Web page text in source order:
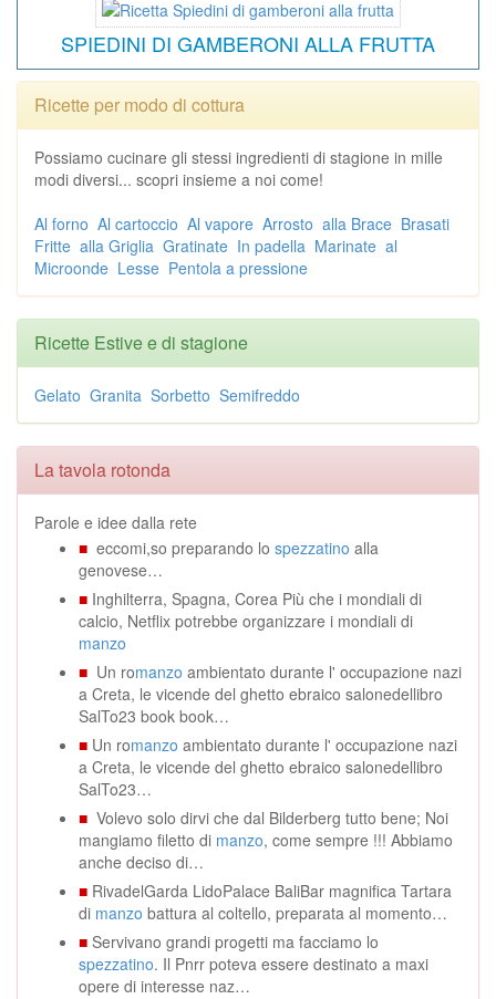
SPIEDINI DI GAMBERONI ALLA FRUTTA
Ricette per modo di cottura
Possiamo cucinare gli stessi ingredienti di stagione in mille
modi diversi... scopri insieme a noi come!
Al forno Al cartoccio Al vapore Arrosto alla Brace Brasati
Fritte alla Griglia Gratinate In padella Marinate al
Microonde Lesse Pentola a pressione
Ricette Estive e di stagione
Gelato Granita Sorbetto Semifreddo
La tavola rotonda
Parole e idee dalla rete
■ eccomi,so preparando lo spezzatino alla
genovese…
■ Inghilterra, Spagna, Corea Più che i mondiali di
calcio, Netflix potrebbe organizzare i mondiali di
manzo
■ Un romanzo ambientato durante l' occupazione nazi
a Creta, le vicende del ghetto ebraico salonedellibro
SalTo23 book book…
■ Un romanzo ambientato durante l' occupazione nazi
a Creta, le vicende del ghetto ebraico salonedellibro
SalTo23…
■ Volevo solo dirvi che dal Bilderberg tutto bene; Noi
mangiamo filetto di manzo, come sempre !!! Abbiamo
anche deciso di…
■ RivadelGarda LidoPalace BaliBar magnifica Tartara
di manzo battura al coltello, preparata al momento…
■ Servivano grandi progetti ma facciamo lo
spezzatino. Il Pnrr poteva essere destinato a maxi
opere di interesse naz…